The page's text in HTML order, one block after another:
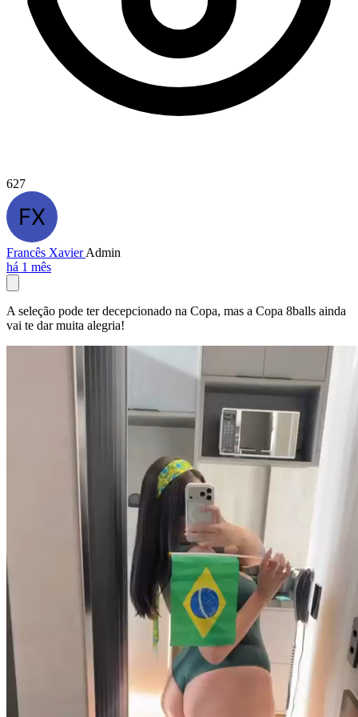
627
Francês XavierAdmin
há 1 mês
A seleção pode ter decepcionado na Copa, mas a Copa 8balls ainda
vai te dar muita alegria!